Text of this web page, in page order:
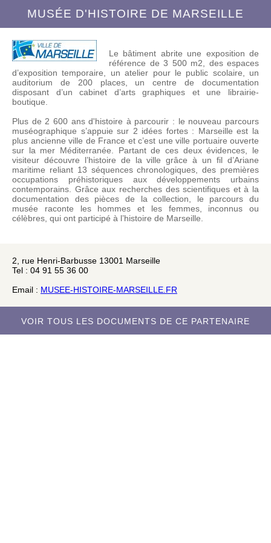
MUSÉE D'HISTOIRE DE MARSEILLE
Le bâtiment abrite une exposition de
référence de 3 500 m2, des espaces
d’exposition temporaire, un atelier pour le public scolaire, un
auditorium de 200 place­s, un centre de documentation
disposant d’un cabinet d’arts graphiques et une librairie-
boutique.­
Plus de 2 600 ans d'histoire à parcourir : le nouveau parcours
muséographique s’appuie sur 2 idées fortes : Marseille est la
plus ancienne ville de France et c’est une ville portuaire ouverte
sur la mer Méditerranée. Partant de ces deux évidences, le
visiteur découvre l’histoire de la ville grâce à un fil d’Ariane
maritime reliant 13 séquences chronologiques, des premières
occupations préhistoriques aux développements urbains
contemporains. Grâce aux recherches des scientifiques et à la
documentation des pièces de la collection, le parcours du
musée raconte les hommes et les femmes, inconnus ou
célèbres, qui ont participé à l’histoire de Marseille.
2, rue Henri-Barbusse 13001 Marseille
Tel : 04 91 55 36 00
Email : MUSEE-HISTOIRE-MARSEILLE.FR
VOIR TOUS LES DOCUMENTS DE CE PARTENAIRE